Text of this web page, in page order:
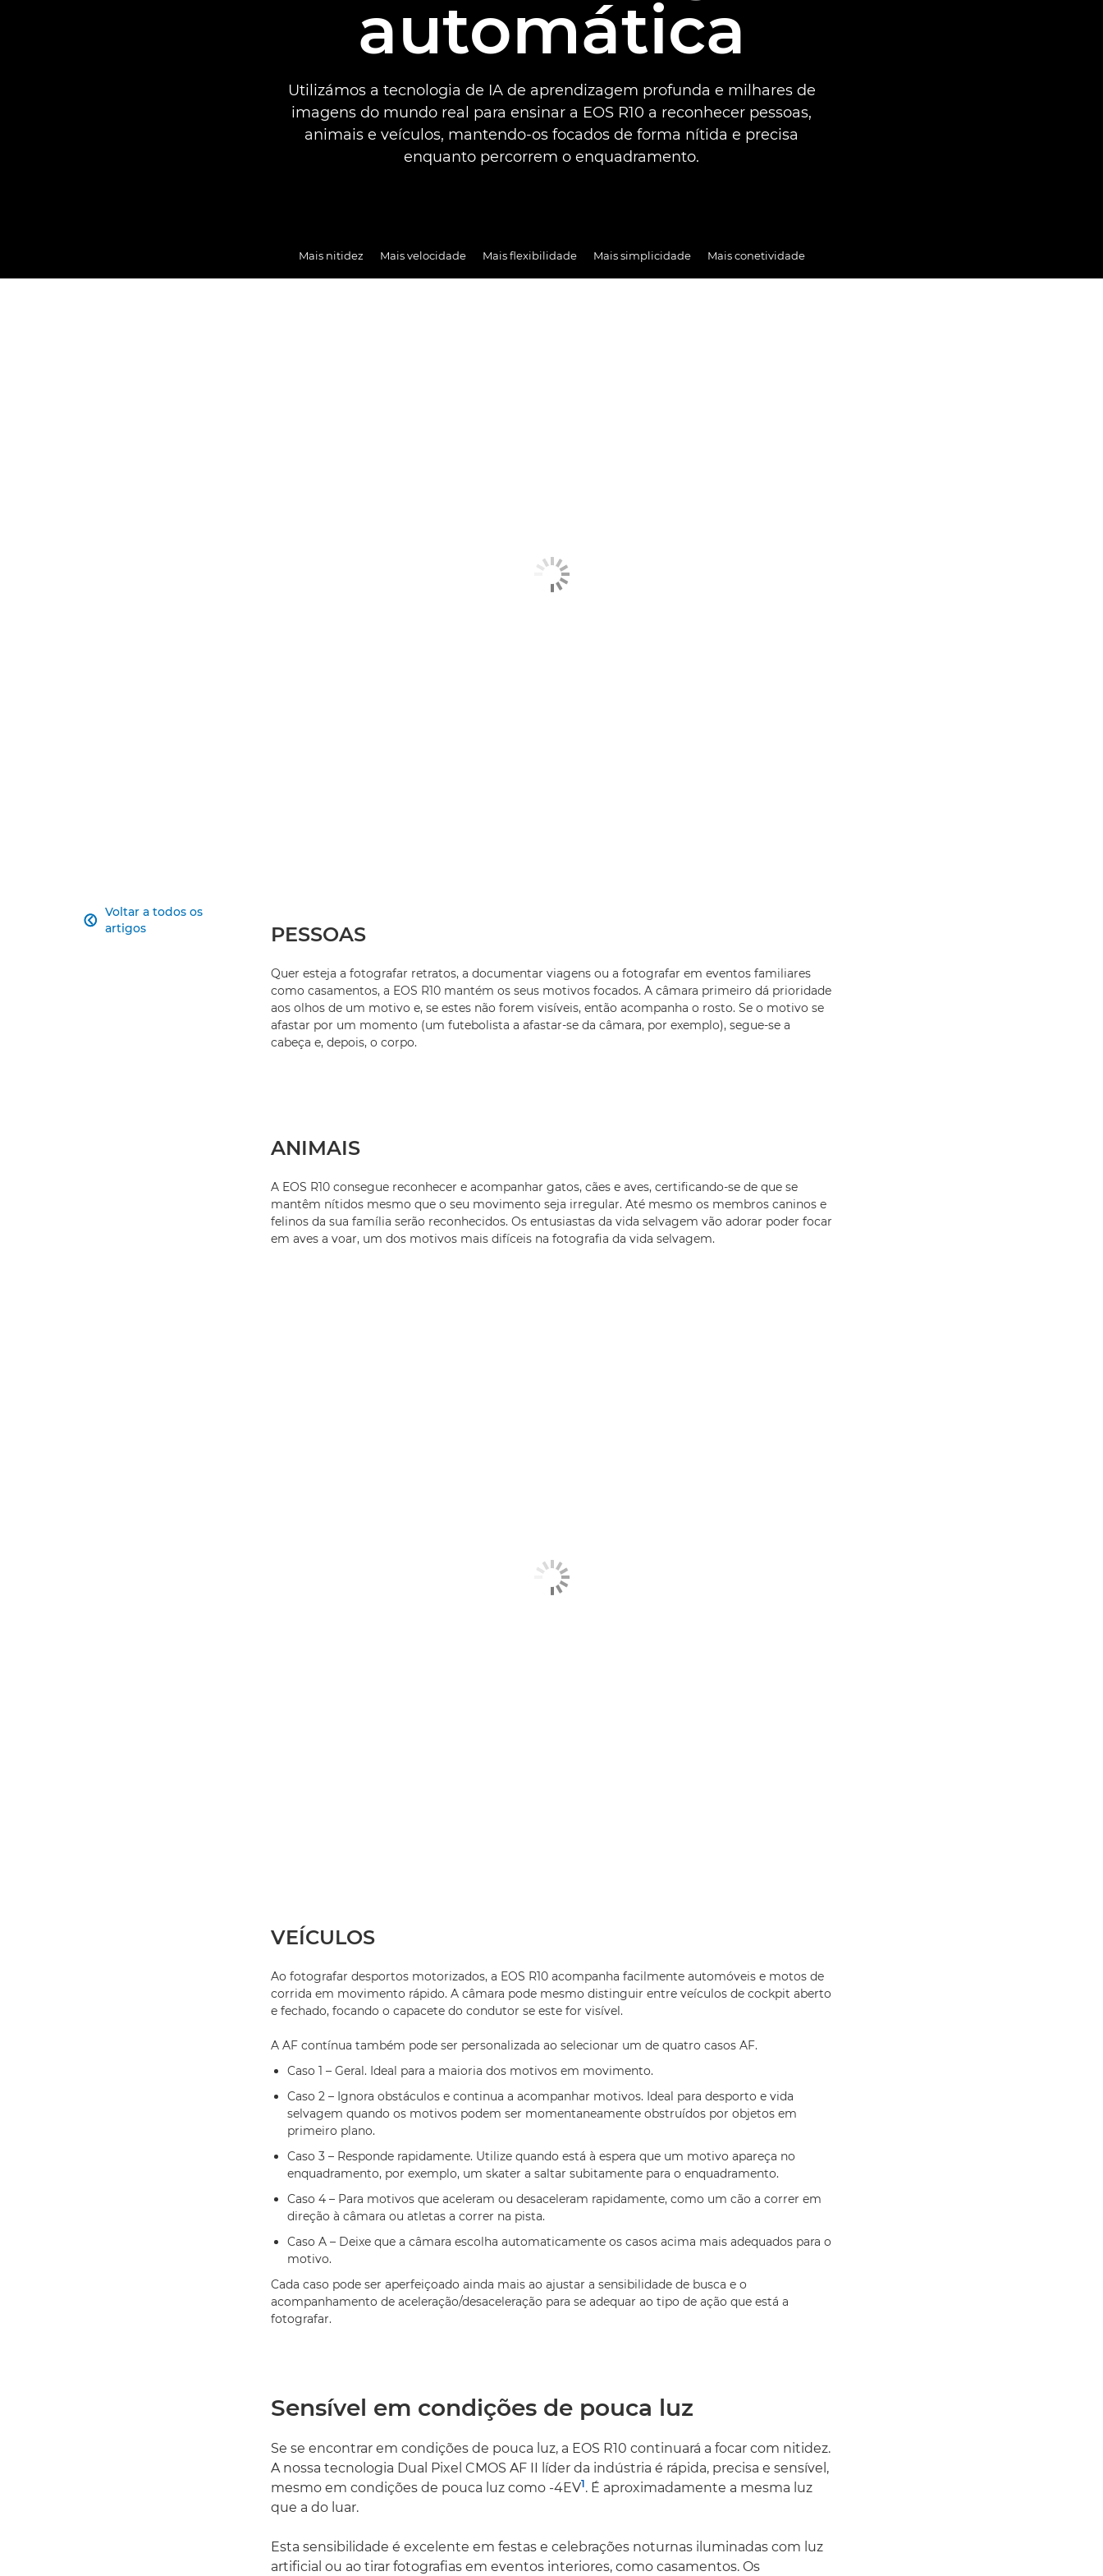
automática
Utilizámos a tecnologia de IA de aprendizagem profunda e milhares de
imagens do mundo real para ensinar a EOS R10 a reconhecer pessoas,
animais e veículos, mantendo-os focados de forma nítida e precisa
enquanto percorrem o enquadramento.
Mais nitidez Mais velocidade Mais flexibilidade Mais simplicidade Mais conetividade
Voltar a todos os
artigos

PESSOAS
Quer esteja a fotografar retratos, a documentar viagens ou a fotografar em eventos familiares
como casamentos, a EOS R10 mantém os seus motivos focados. A câmara primeiro dá prioridade
aos olhos de um motivo e, se estes não forem visíveis, então acompanha o rosto. Se o motivo se
afastar por um momento (um futebolista a afastar-se da câmara, por exemplo), segue-se a
cabeça e, depois, o corpo.
ANIMAIS
A EOS R10 consegue reconhecer e acompanhar gatos, cães e aves, certificando-se de que se
mantêm nítidos mesmo que o seu movimento seja irregular. Até mesmo os membros caninos e
felinos da sua família serão reconhecidos. Os entusiastas da vida selvagem vão adorar poder focar
em aves a voar, um dos motivos mais difíceis na fotografia da vida selvagem.
VEÍCULOS
Ao fotografar desportos motorizados, a EOS R10 acompanha facilmente automóveis e motos de
corrida em movimento rápido. A câmara pode mesmo distinguir entre veículos de cockpit aberto
e fechado, focando o capacete do condutor se este for visível.
A AF contínua também pode ser personalizada ao selecionar um de quatro casos AF.
Caso 1 – Geral. Ideal para a maioria dos motivos em movimento.
Caso 2 – Ignora obstáculos e continua a acompanhar motivos. Ideal para desporto e vida
selvagem quando os motivos podem ser momentaneamente obstruídos por objetos em
primeiro plano.
Caso 3 – Responde rapidamente. Utilize quando está à espera que um motivo apareça no
enquadramento, por exemplo, um skater a saltar subitamente para o enquadramento.
Caso 4 – Para motivos que aceleram ou desaceleram rapidamente, como um cão a correr em
direção à câmara ou atletas a correr na pista.
Caso A – Deixe que a câmara escolha automaticamente os casos acima mais adequados para o
motivo.
Cada caso pode ser aperfeiçoado ainda mais ao ajustar a sensibilidade de busca e o
acompanhamento de aceleração/desaceleração para se adequar ao tipo de ação que está a
fotografar.
Sensível em condições de pouca luz
Se se encontrar em condições de pouca luz, a EOS R10 continuará a focar com nitidez.
A nossa tecnologia Dual Pixel CMOS AF II líder da indústria é rápida, precisa e sensível,
mesmo em condições de pouca luz como -4EV1. É aproximadamente a mesma luz
que a do luar.
Esta sensibilidade é excelente em festas e celebrações noturnas iluminadas com luz
artificial ou ao tirar fotografias em eventos interiores, como casamentos. Os